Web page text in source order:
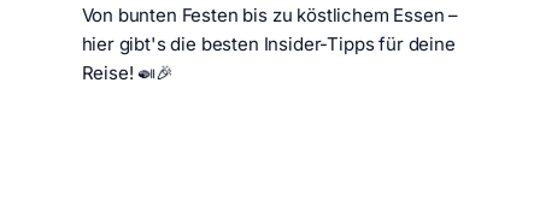
Von bunten Festen bis zu köstlichem Essen –
hier gibt's die besten Insider-Tipps für deine
Reise! 🍛🎉